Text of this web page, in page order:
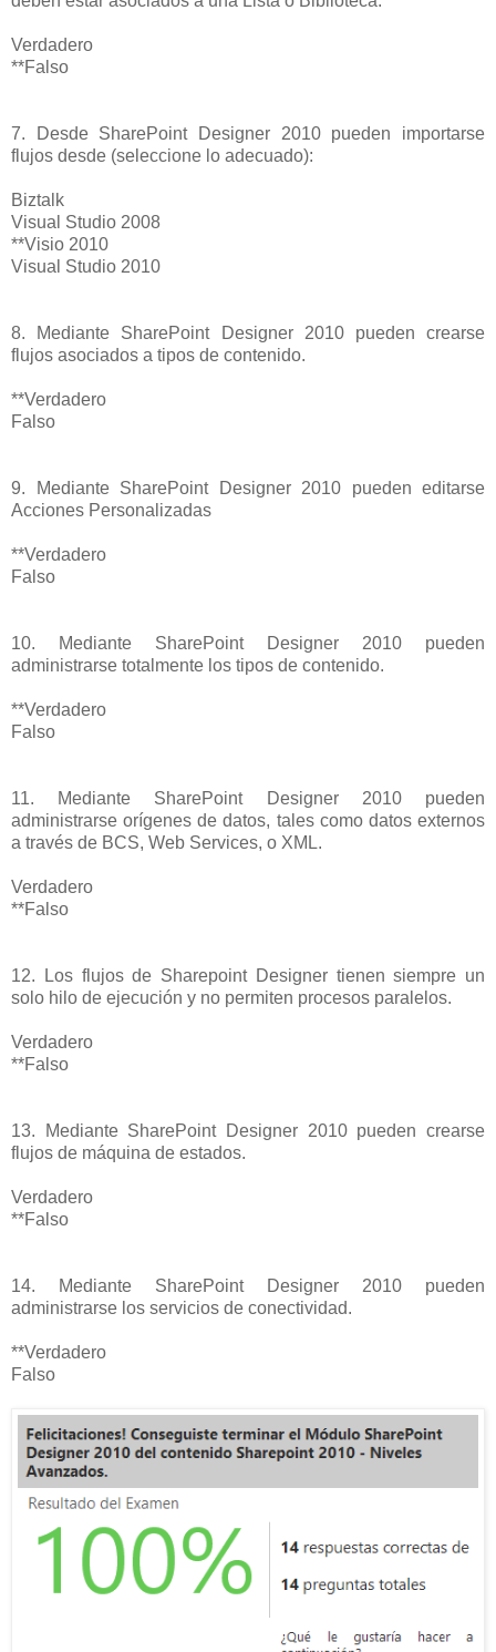
Verdadero
**Falso
7. Desde SharePoint Designer 2010 pueden importarse
flujos desde (seleccione lo adecuado):
Biztalk
Visual Studio 2008
**Visio 2010
Visual Studio 2010
8. Mediante SharePoint Designer 2010 pueden crearse
flujos asociados a tipos de contenido.
**Verdadero
Falso
9. Mediante SharePoint Designer 2010 pueden editarse
Acciones Personalizadas
**Verdadero
Falso
10. Mediante SharePoint Designer 2010 pueden
administrarse totalmente los tipos de contenido.
**Verdadero
Falso
11. Mediante SharePoint Designer 2010 pueden
administrarse orígenes de datos, tales como datos externos
a través de BCS, Web Services, o XML.
Verdadero
**Falso
12. Los flujos de Sharepoint Designer tienen siempre un
solo hilo de ejecución y no permiten procesos paralelos.
Verdadero
**Falso
13. Mediante SharePoint Designer 2010 pueden crearse
flujos de máquina de estados.
Verdadero
**Falso
14. Mediante SharePoint Designer 2010 pueden
administrarse los servicios de conectividad.
**Verdadero
Falso